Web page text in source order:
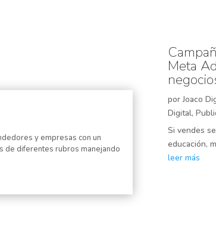
y empresas con un
de diferentes rubros manejando
Meta
porJoaco
Digital,
Si vendes
educación,
leer más